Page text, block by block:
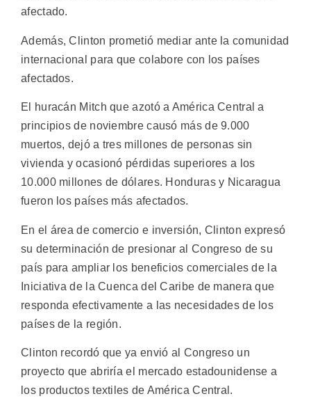
afectado.
Además, Clinton prometió mediar ante la comunidad
internacional para que colabore con los países
afectados.
El huracán Mitch que azotó a América Central a
principios de noviembre causó más de 9.000
muertos, dejó a tres millones de personas sin
vivienda y ocasionó pérdidas superiores a los
10.000 millones de dólares. Honduras y Nicaragua
fueron los países más afectados.
En el área de comercio e inversión, Clinton expresó
su determinación de presionar al Congreso de su
país para ampliar los beneficios comerciales de la
Iniciativa de la Cuenca del Caribe de manera que
responda efectivamente a las necesidades de los
países de la región.
Clinton recordó que ya envió al Congreso un
proyecto que abriría el mercado estadounidense a
los productos textiles de América Central.